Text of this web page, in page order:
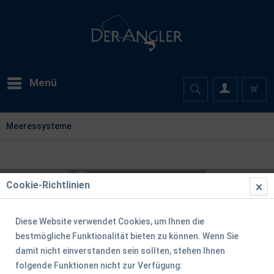
Menü
Meeressysteme
Cookie-Richtlinien
Diese Website verwendet Cookies, um Ihnen die
bestmögliche Funktionalität bieten zu können. Wenn Sie
damit nicht einverstanden sein sollten, stehen Ihnen
folgende Funktionen nicht zur Verfügung: